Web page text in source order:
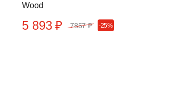
Wood
5 893 ₽ 7857 ₽ -25%